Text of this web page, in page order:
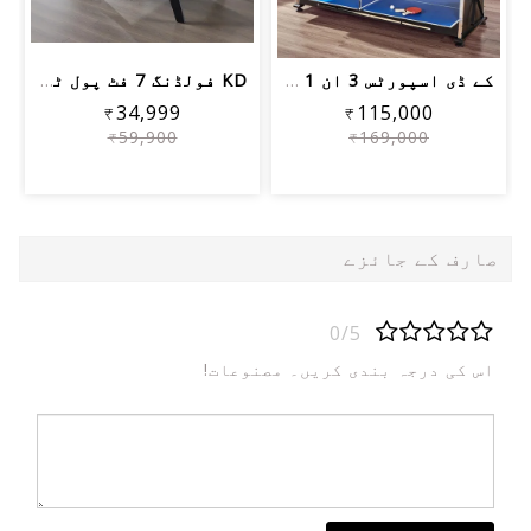
کے ڈی اسپورٹس 3 ان 1 گیم روم ٹیبل پول...
₹115,000
₹169,000
KD فولڈنگ 7 فٹ پول ٹیبل پورٹ ایبل بلی...
₹34,999
₹59,900
صارف کے جائزے
0/5
اس کی درجہ بندی کریں۔ مصنوعات!